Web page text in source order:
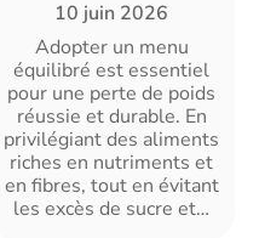
10 juin 2026
Adopter un menu
équilibré est essentiel
pour une perte de poids
réussie et durable. En
privilégiant des aliments
riches en nutriments et
en fibres, tout en évitant
les excès de sucre et…